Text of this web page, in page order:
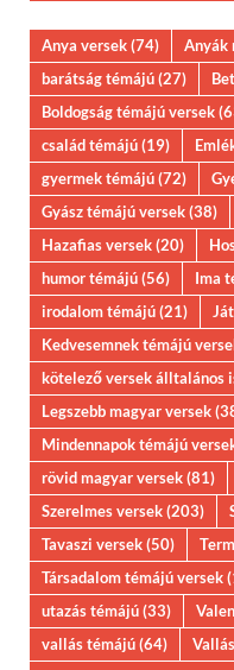
Anya versek(74) Anyák
barátság témájú(27)
Boldogság témájú versek
család témájú(19)
gyermek témájú(72)
Gyász témájú versek(38)
Hazafias versek(20)
humor témájú(56) Ima
irodalom témájú(21)
Kedvesemnek témájú
kötelező versek álltalános
Legszebb magyar versek
Mindennapok témájú
rövid magyar versek(81)
Szerelmes versek(203)
Tavaszi versek(50)
Társadalom témájú versek
utazás témájú(33)
vallás témájú(64)